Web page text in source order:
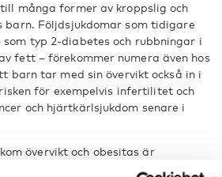
många former av kroppslig och
barn. Följdsjukdomar som tidigare
som typ 2-diabetes och rubbningar i
fett – förekommer numera även hos
barn tar med sin övervikt också in i
för exempelvis infertilitet och
och hjärtkärlsjukdom senare i
övervikt och obesitas är